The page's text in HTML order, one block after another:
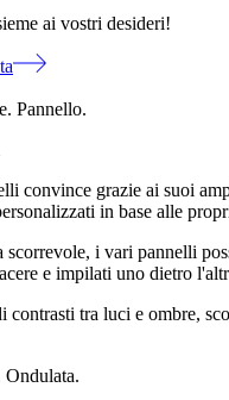
ai vostri desideri!
Pannello.
convince grazie ai suoi
in base alle
scorrevole, i vari pannelli
e impilati uno dietro
contrasti tra luci e ombre,
Ondulata.